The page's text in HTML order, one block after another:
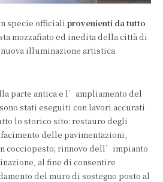
specie officiali provenienti da tutto
mozzafiato ed inedita della città di
illuminazione artistica
parte antica e l’ampliamento del
stati eseguiti con lavori accurati
lo storico sito: restauro degli
delle pavimentazioni,
cocciopesto; rinnovo dell’impianto
al fine di consentire
del muro di sostegno posto al